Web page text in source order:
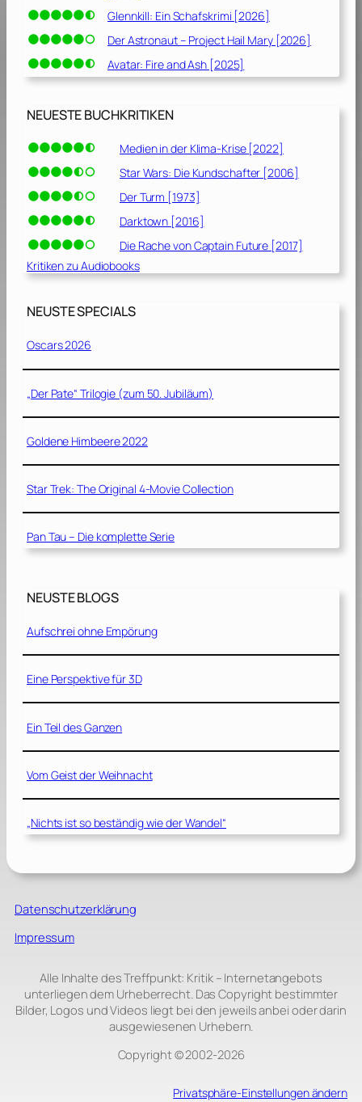
Glennkill: Ein Schafskrimi [2026]
Der Astronaut – Project Hail Mary [2026]
Avatar: Fire and Ash [2025]
NEUESTE BUCHKRITIKEN
Medien in der Klima-Krise [2022]
Star Wars: Die Kundschafter [2006]
Der Turm [1973]
Darktown [2016]
Die Rache von Captain Future [2017]
Kritiken zu Audiobooks
NEUSTE SPECIALS
Oscars 2026
„Der Pate“ Trilogie (zum 50. Jubiläum)
Goldene Himbeere 2022
Star Trek: The Original 4-Movie Collection
Pan Tau – Die komplette Serie
NEUSTE BLOGS
Aufschrei ohne Empörung
Eine Perspektive für 3D
Ein Teil des Ganzen
Vom Geist der Weihnacht
„Nichts ist so beständig wie der Wandel“
Datenschutzerklärung
Impressum
Alle Inhalte des Treffpunkt: Kritik – Internetangebots
unterliegen dem Urheberrecht. Das Copyright bestimmter
Bilder, Logos und Videos liegt bei den jeweils anbei oder darin
ausgewiesenen Urhebern.
Copyright © 2002‑2026
Privatsphäre-Einstellungen ändern